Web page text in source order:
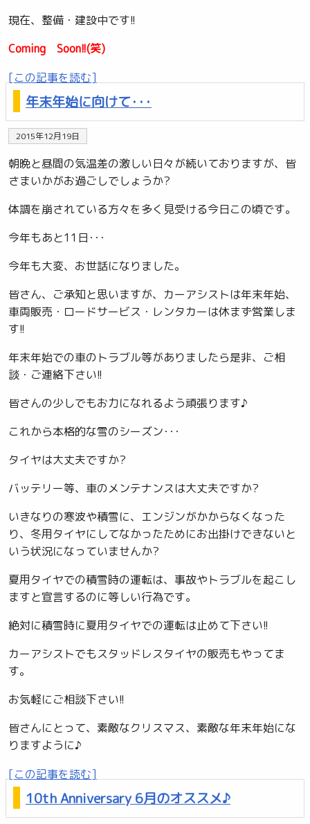
現在、整備・建設中です!!
Coming Soon!!(笑)
[この記事を読む]
年末年始に向けて･･･
2015年12月19日
朝晩と昼間の気温差の激しい日々が続いておりますが、皆
さまいかがお過ごしでしょうか?
体調を崩されている方々を多く見受ける今日この頃です。
今年もあと11日･･･
今年も大変、お世話になりました。
皆さん、ご承知と思いますが、カーアシストは年末年始、
車両販売・ロードサービス・レンタカーは休まず営業しま
す!!
年末年始での車のトラブル等がありましたら是非、ご相
談・ご連絡下さい!!
皆さんの少しでもお力になれるよう頑張ります♪
これから本格的な雪のシーズン･･･
タイヤは大丈夫ですか?
バッテリー等、車のメンテナンスは大丈夫ですか?
いきなりの寒波や積雪に、エンジンがかからなくなった
り、冬用タイヤにしてなかったためにお出掛けできないと
いう状況になっていませんか?
夏用タイヤでの積雪時の運転は、事故やトラブルを起こし
ますと宣言するのに等しい行為です。
絶対に積雪時に夏用タイヤでの運転は止めて下さい!!
カーアシストでもスタッドレスタイヤの販売もやってま
す。
お気軽にご相談下さい!!
皆さんにとって、素敵なクリスマス、素敵な年末年始にな
りますように♪
[この記事を読む]
10th Anniversary 6月のオススメ♪